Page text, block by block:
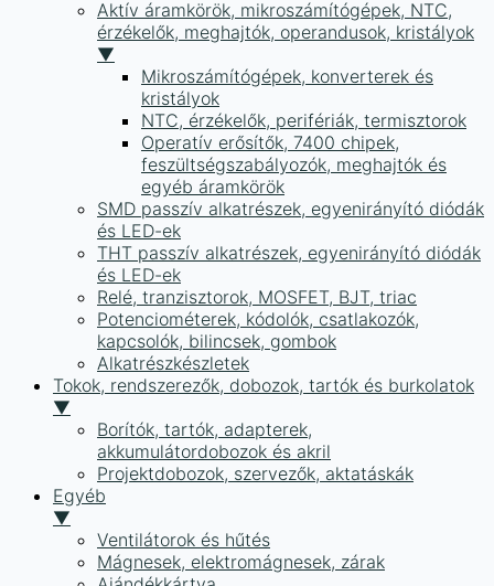
Aktív áramkörök, mikroszámítógépek, NTC,
érzékelők, meghajtók, operandusok, kristályok
▼
Mikroszámítógépek, konverterek és
kristályok
NTC, érzékelők, perifériák, termisztorok
Operatív erősítők, 7400 chipek,
feszültségszabályozók, meghajtók és
egyéb áramkörök
SMD passzív alkatrészek, egyenirányító diódák
és LED-ek
THT passzív alkatrészek, egyenirányító diódák
és LED-ek
Relé, tranzisztorok, MOSFET, BJT, triac
Potenciométerek, kódolók, csatlakozók,
kapcsolók, bilincsek, gombok
Alkatrészkészletek
Tokok, rendszerezők, dobozok, tartók és burkolatok
▼
Borítók, tartók, adapterek,
akkumulátordobozok és akril
Projektdobozok, szervezők, aktatáskák
Egyéb
▼
Ventilátorok és hűtés
Mágnesek, elektromágnesek, zárak